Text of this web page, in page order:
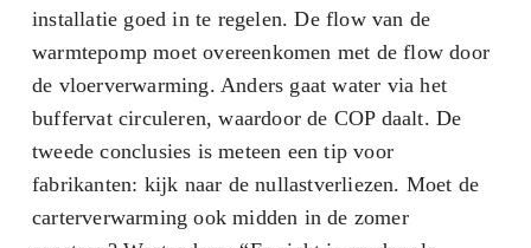
installatie goed in te regelen. De flow van de
warmtepomp moet overeenkomen met de flow door
de vloerverwarming. Anders gaat water via het
buffervat circuleren, waardoor de COP daalt. De
tweede conclusies is meteen een tip voor
fabrikanten: kijk naar de nullastverliezen. Moet de
carterverwarming ook midden in de zomer